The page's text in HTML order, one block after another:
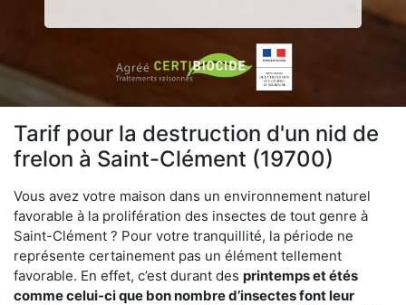
Tarif pour la destruction d'un nid de
frelon à Saint-Clément (19700)
Vous avez votre maison dans un environnement naturel
favorable à la prolifération des insectes de tout genre à
Saint-Clément ? Pour votre tranquillité, la période ne
représente certainement pas un élément tellement
favorable. En effet, c’est durant des printemps et étés
comme celui-ci que bon nombre d’insectes font leur